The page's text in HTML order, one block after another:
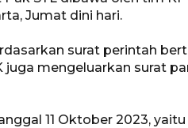
Jumat dini hari.
surat perintah
mengeluarkan surat
11 Oktober 2023,